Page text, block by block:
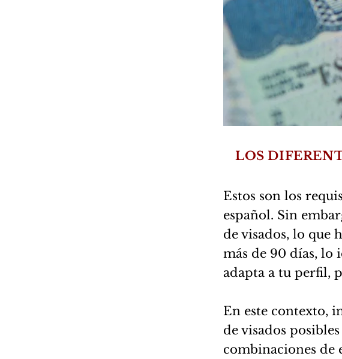
LOS
Estos son los
español. Sin
de visados, lo que
más de 90 días, lo
adapta a tu perfil,
En este contexto,
de visados
combinaciones de